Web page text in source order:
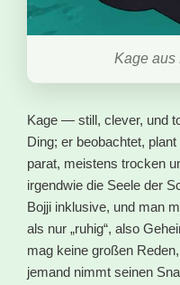
Kage aus
Kage — still, clever, und
Ding; er beobachtet,
parat, meistens trocken
irgendwie die Seele der
Bojji inklusive, und man
als nur „ruhig“, also
mag keine großen
jemand nimmt seinen